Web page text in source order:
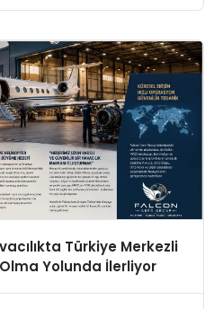
Türkiye Merkezli
Yolunda İlerliyor